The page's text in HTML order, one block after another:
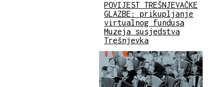
POVIJEST TREŠNJEVAČKE
GLAZBE: prikupljanje
virtualnog fundusa
Muzeja susjedstva
Trešnjevka